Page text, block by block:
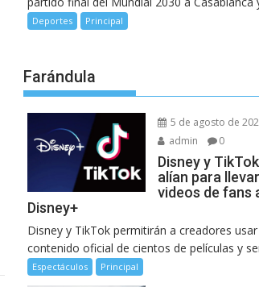
Deportes Principal
Farándula
5 de agosto de
admin
0
Disney y
alían para llevar
videos de fans
Disney+
Disney y TikTok permitirán a creadores usar
contenido oficial de cientos de películas y
Espectáculos Principal